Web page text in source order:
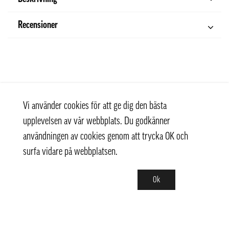
Recensioner
Vi använder cookies för att ge dig den bästa
upplevelsen av vår webbplats. Du godkänner
användningen av cookies genom att trycka OK och
surfa vidare på webbplatsen.
Ok